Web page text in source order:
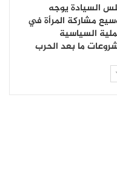
السيادة يوجه
مشاركة المرأة في
السياسية
ما بعد الحرب